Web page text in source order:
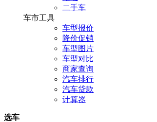
二手车
车市工具
车型报价
降价促销
车型图片
车型对比
商家查询
汽车排行
汽车贷款
计算器
选车